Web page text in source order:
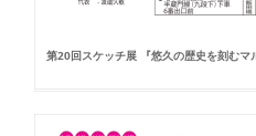
第20回スケッチ展 『悠久の歴史を刻むマ